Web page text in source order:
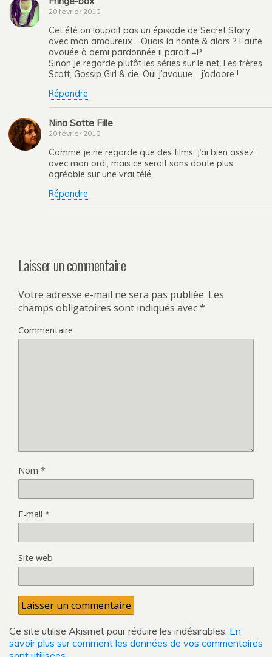
20 février 2010
Cet été on loupait pas un épisode de Secret Story
avec mon amoureux .. Ouais la honte & alors ? Faute
avouée à demi pardonnée il parait =P
Sinon je regarde plutôt les séries sur le net, Les frères
Scott, Gossip Girl & cie. Oui j’avouue .. j’adoore !
Répondre
Nina Sotte Fille
20 février 2010
Comme je ne regarde que des films, j’ai bien assez
avec mon ordi, mais ce serait sans doute plus
agréable sur une vrai télé.
Répondre
Laisser un commentaire
Votre adresse e-mail ne sera pas publiée. Les
champs obligatoires sont indiqués avec*
Commentaire
Nom *
E-mail *
Site web
Ce site utilise Akismet pour réduire les indésirables. En
savoir plus sur comment les données de vos commentaires